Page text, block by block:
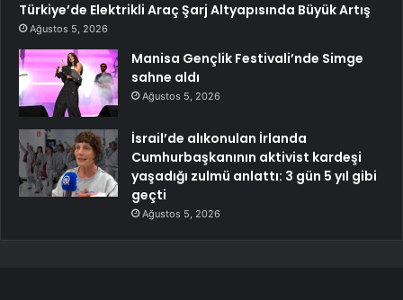
Türkiye’de Elektrikli Araç Şarj Altyapısında Büyük Artış
Ağustos 5, 2026
Manisa Gençlik Festivali’nde Simge
sahne aldı
Ağustos 5, 2026
İsrail’de alıkonulan İrlanda
Cumhurbaşkanının aktivist kardeşi
yaşadığı zulmü anlattı: 3 gün 5 yıl gibi
geçti
Ağustos 5, 2026